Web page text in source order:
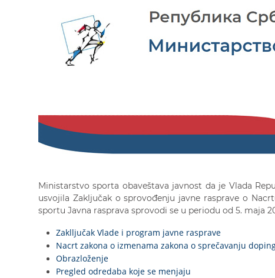
Ministarstvo sporta obaveštava javnost da je Vlada
usvojila Zaključak o sprovođenju javne rasprave o
sportu Javna rasprava sprovodi se u periodu od 5. maja
Zaklljučak Vlade i program javne rasprave
Nacrt zakona o izmenama zakona o sprečavanju
Obrazloženje
Pregled odredaba koje se menjaju